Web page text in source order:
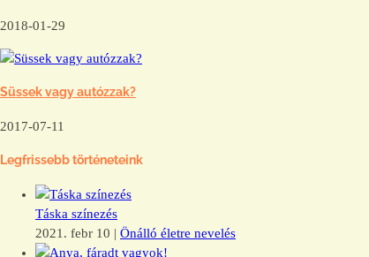
2018-01-29
Süssek vagy autózzak?
2017-07-11
Legfrissebb történeteink
Táska színezés
2021. febr 10 | Önálló életre nevelés